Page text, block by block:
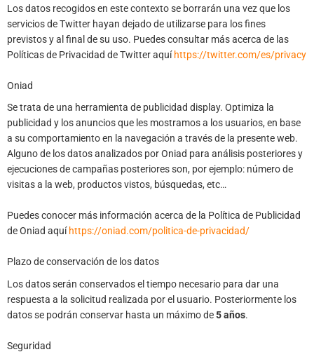
Los datos recogidos en este contexto se borrarán una vez que los
servicios de Twitter hayan dejado de utilizarse para los fines
previstos y al final de su uso. Puedes consultar más acerca de las
Políticas de Privacidad de Twitter aquí https://twitter.com/es/privacy
Oniad
Se trata de una herramienta de publicidad display. Optimiza la
publicidad y los anuncios que les mostramos a los usuarios, en base
a su comportamiento en la navegación a través de la presente web.
Alguno de los datos analizados por Oniad para análisis posteriores y
ejecuciones de campañas posteriores son, por ejemplo: número de
visitas a la web, productos vistos, búsquedas, etc…
Puedes conocer más información acerca de la Política de Publicidad
de Oniad aquí https://oniad.com/politica-de-privacidad/
Plazo de conservación de los datos
Los datos serán conservados el tiempo necesario para dar una
respuesta a la solicitud realizada por el usuario. Posteriormente los
datos se podrán conservar hasta un máximo de5 años.
Seguridad